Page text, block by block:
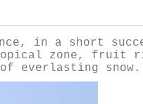
in a short
zone, fruit
everlasting snow.